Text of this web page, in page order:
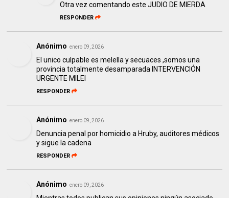
Otra vez comentando este JUDIO DE MIERDA
RESPONDER
Anónimo enero 09, 2026
El unico culpable es melella y secuaces ,somos una
provincia totalmente desamparada INTERVENCIÓN
URGENTE MILEI
RESPONDER
Anónimo enero 09, 2026
Denuncia penal por homicidio a Hruby, auditores médicos
y sigue la cadena
RESPONDER
Anónimo enero 09, 2026